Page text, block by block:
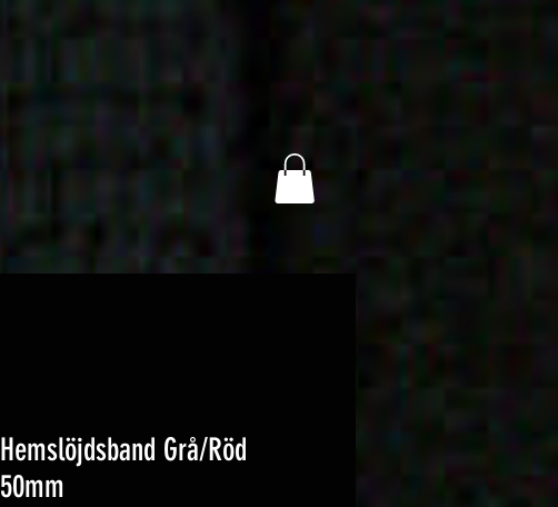
Hemslöjdsband Grå/Röd
50mm